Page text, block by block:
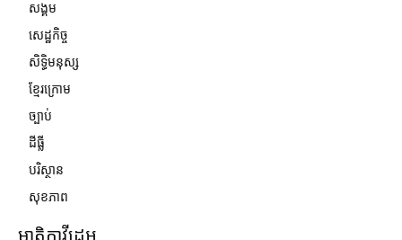
សង្គម
សេដ្ឋកិច្ច
សិទ្ធិមនុស្ស
ខ្មែរក្រោម
ច្បាប់
ដីធ្លី
បរិស្ថាន
សុខភាព
មាតិកាវីដេអូ